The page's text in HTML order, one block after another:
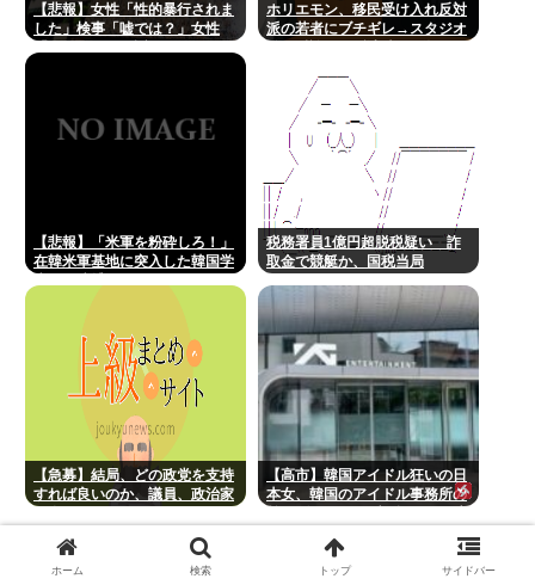
【悲報】女性「性的暴行されま
した」検事「嘘では？」女性
ホリエモン、移民受け入れ反対
派の若者にブチギレ→スタジオ
者反対派だぞ
【悲報】「米軍を粉砕しろ！」
在韓米軍基地に突入した韓国学
税務署員1億円超脱税疑い 詐
取金で競艇か、国税当局
【急募】結局、どの政党を支持
すれば良いのか、議員、政治家
【高市】韓国アイドル狂いの日
本女、韓国のアイドル事務所の
イチローの晩年(2011-2019)の成績、流石に擁護できな
いwww
ホーム 検索 トップ サイドバー